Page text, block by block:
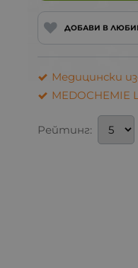
ДОБАВИ В
Медицински
MEDOCHEMIE
Рейтинг: